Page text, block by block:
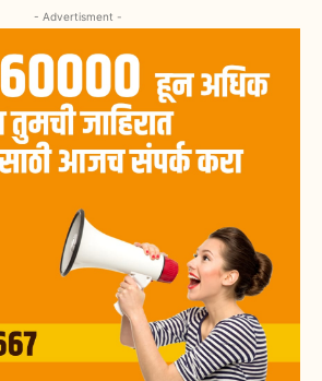
- Advertisment -